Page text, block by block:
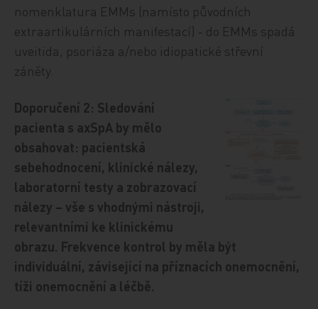
nomenklatura EMMs (namísto původních
extraartikulárních manifestací) - do EMMs spadá
uveitida, psoriáza a/nebo idiopatické střevní
záněty.
Doporučení 2: Sledování
pacienta s axSpA by mělo
obsahovat: pacientská
sebehodnocení, klinické nálezy,
laboratorní testy a zobrazovací
nálezy – vše s vhodnými nástroji,
relevantními ke klinickému
obrazu. Frekvence kontrol by měla být
individuální, závisející na příznacích onemocnění,
tíži onemocnění a léčbě.